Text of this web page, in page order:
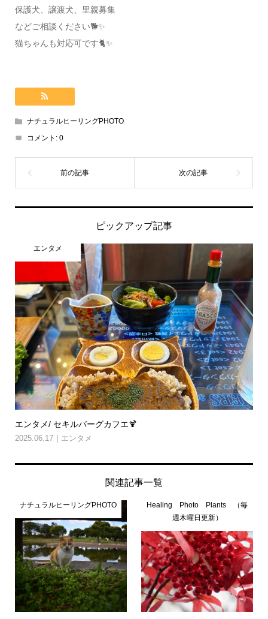
保護犬、譲渡犬、里親募集
などご相談ください🐕✨
猫ちゃんも対応可です🐈✨
ナチュラルヒーリングPHOTO
コメント: 0
ピックアップ記事
エンタメ
エンタメ/ セキルバーグカフエ🍹
2025.06.17 エンタメ
関連記事一覧
ナチュラルヒーリングPHOTO
Healing Photo Plants （毎
週木曜日更新）